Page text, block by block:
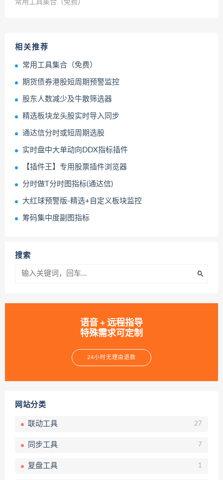
常用工具集合（免费）
相关推荐
常用工具集合（免费）
期货债券港股短周期预警监控
股东人数减少及牛散筛选器
精选板块龙头股实时导入同步
通达信分时或短周期选股
实时盘中大单动向DDX指标插件
【插件王】专用股票插件浏览器
分时做T分时图指标(通达信)
大红球预警版-精选+自定义板块监控
筹码集中度副图指标
搜索
语音 + 远程指导
特殊需求可定制
24小时无理由退款
网站分类
联动工具 27
同步工具 7
复盘工具 1